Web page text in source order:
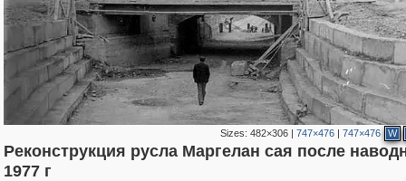
Sizes:482×306 |747×476 |747×476 W
Реконструкция русла Маргелан сая после
1977 г